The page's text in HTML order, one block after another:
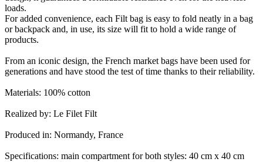
loads.
For added convenience, each Filt bag is easy to fold neatly in a bag
or backpack and, in use, its size will fit to hold a wide range of
products.
From an iconic design, the French market bags have been used for
generations and have stood the test of time thanks to their reliability.
Materials: 100% cotton
Realized by: Le Filet Filt
Produced in: Normandy, France
Specifications: main compartment for both styles: 40 cm x 40 cm